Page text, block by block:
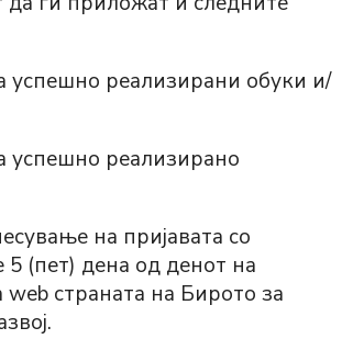
реализирани обуки и/
реализирано
на пријавата со
5 (пет) дена од денот на
web страната на Бирото за